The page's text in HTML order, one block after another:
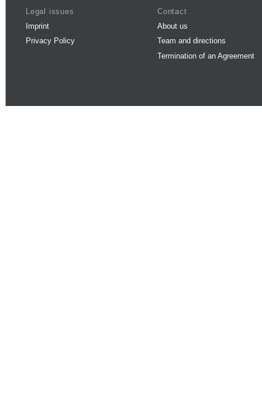
Legal issues
Imprint
Privacy Policy
Contact
About us
Team and directions
Termination of an Agreement